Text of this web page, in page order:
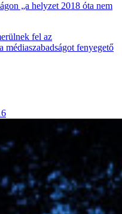
„a helyzet 2018 óta nem
fel az
médiaszabadságot fenyegető